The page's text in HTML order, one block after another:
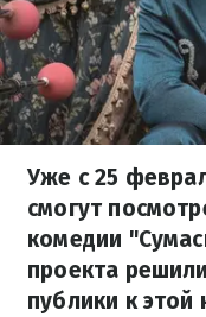
Уже с 25
смогут
комедии
проекта
публики к этой